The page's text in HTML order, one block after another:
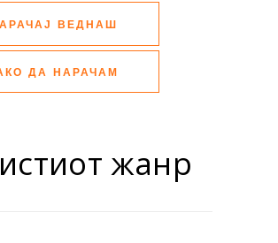
ВЕДНАШ
ДА НАРАЧАМ
жанр